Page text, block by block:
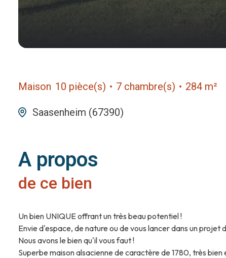
Maison 10 pièce(s) 7 chambre(s) 284 m²
Saasenheim (67390)
A propos
de ce bien
Un bien UNIQUE offrant un très beau potentiel !
Envie d'espace, de nature ou de vous lancer dans un
Nous avons le bien qu'il vous faut !
Superbe maison alsacienne de caractère de 1780, très